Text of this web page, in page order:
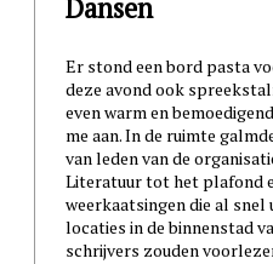
Dansen
Er stond een bord pasta
deze avond ook
even warm en
me aan. In de ruimte
van leden van de
Literatuur tot het plafond
weerkaatsingen die al snel
locaties in de binnenstad
schrijvers zouden